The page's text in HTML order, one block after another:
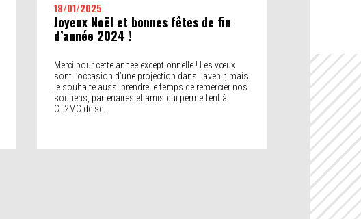
18/01/2025
Joyeux Noël et bonnes fêtes de fin
d’année 2024 !
Merci pour cette année exceptionnelle ! Les vœux
sont l’occasion d’une projection dans l’avenir, mais
je souhaite aussi prendre le temps de remercier nos
soutiens, partenaires et amis qui permettent à
CT2MC de se...